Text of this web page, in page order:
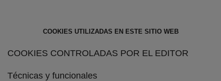
COOKIES UTILIZADAS EN ESTE SITIO WEB
COOKIES CONTROLADAS POR EL EDITOR
Técnicas y funcionales